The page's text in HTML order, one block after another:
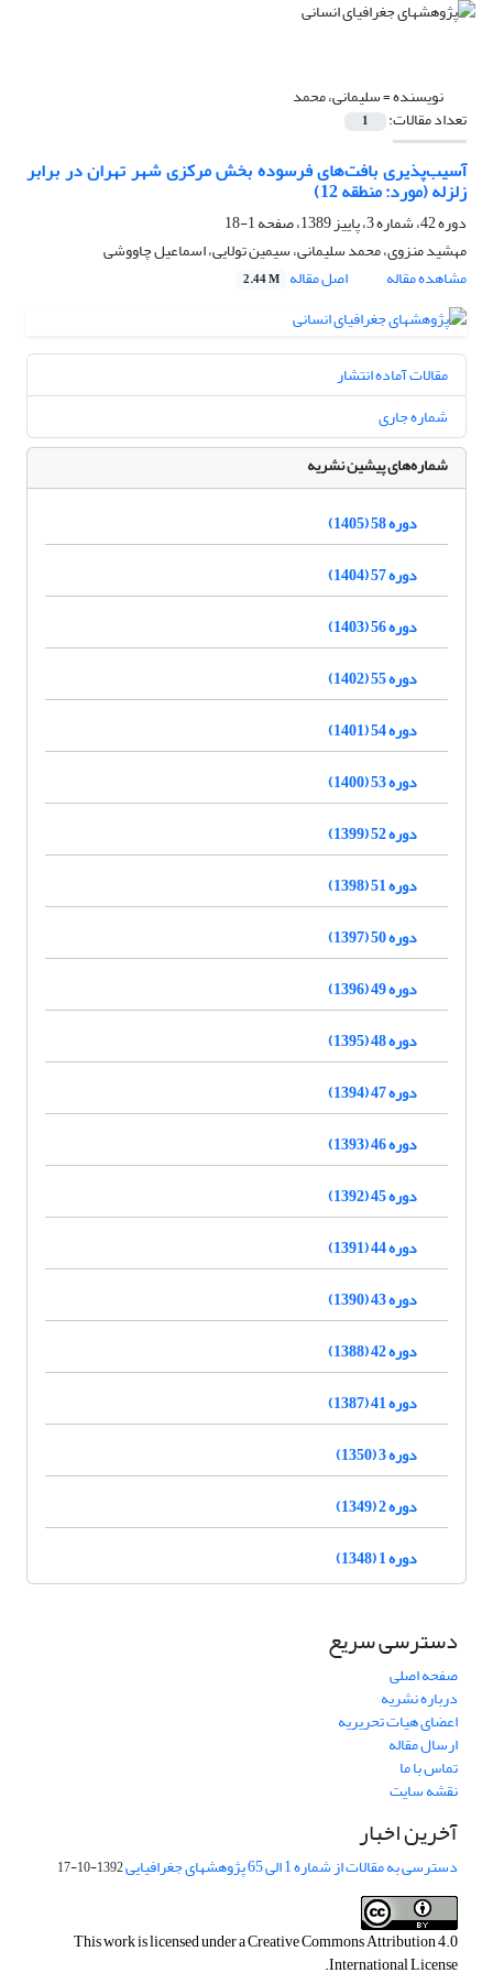
نویسنده =سلیمانی، محمد
تعداد مقالات: 1
آسیب‌پذیری بافت‌های فرسوده بخش مرکزی شهر تهران در برابر
زلزله (مورد: منطقه 12)
دوره 42، شماره 3، پاییز 1389، صفحه
1-18
مهشید منزوی، محمد سلیمانی، سیمین تولایی، اسماعیل چاووشی
مشاهده مقاله
اصل مقاله 2.44 M
مقالات آماده انتشار
شماره جاری
شماره‌های پیشین نشریه
دوره 58 (1405)
دوره 57 (1404)
دوره 56 (1403)
دوره 55 (1402)
دوره 54 (1401)
دوره 53 (1400)
دوره 52 (1399)
دوره 51 (1398)
دوره 50 (1397)
دوره 49 (1396)
دوره 48 (1395)
دوره 47 (1394)
دوره 46 (1393)
دوره 45 (1392)
دوره 44 (1391)
دوره 43 (1390)
دوره 42 (1388)
دوره 41 (1387)
دوره 3 (1350)
دوره 2 (1349)
دوره 1 (1348)
دسترسی سریع
صفحه اصلی
درباره نشریه
اعضای هیات تحریریه
ارسال مقاله
تماس با ما
نقشه سایت
آخرین اخبار
دسترسی به مقالات از شماره 1 الی 65 پژوهشهای جغرافیایی 1392-10-17
This work is licensed under aCreative Commons Attribution 4.0
International License
.